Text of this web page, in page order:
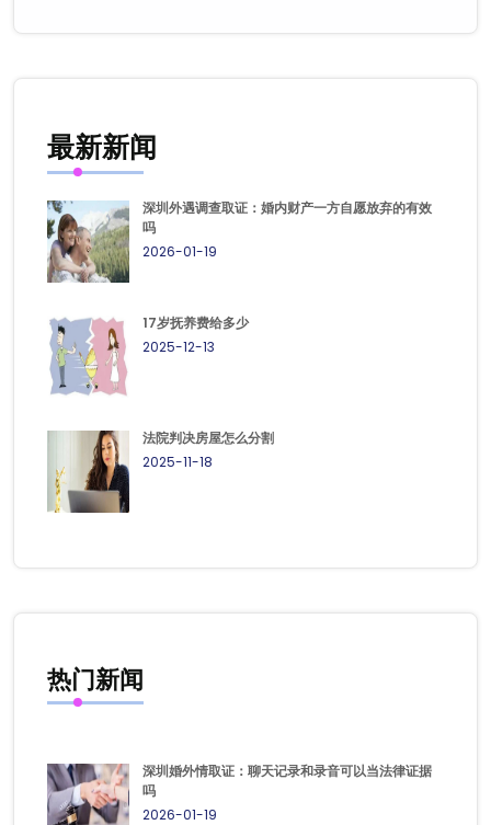
最新新闻
深圳外遇调查取证：婚内财产一方自愿放弃的有效
吗
2026-01-19
17岁抚养费给多少
2025-12-13
法院判决房屋怎么分割
2025-11-18
热门新闻
深圳婚外情取证：聊天记录和录音可以当法律证据
吗
2026-01-19